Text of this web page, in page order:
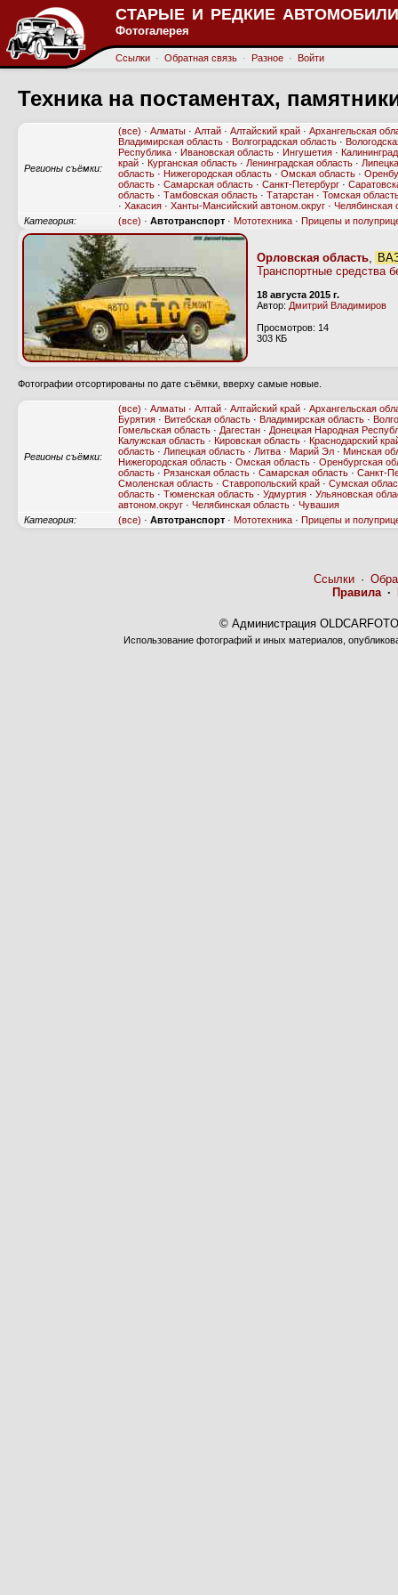
СТАРЫЕ И РЕДКИЕ
Фотогалерея
Ссылки · Обратная связь · Разное · Войти
Техника на постаментах,
Регионы съёмки:
(все) · Алматы · Алтай · Алтайский край · Архангельская
Владимирская область · Волгоградская область ·
Республика · Ивановская область · Ингушетия ·
край · Курганская область · Ленинградская область ·
область · Нижегородская область · Омская область ·
область · Самарская область · Санкт-Петербург ·
область · Тамбовская область · Татарстан · Томская
· Хакасия · Ханты-Мансийский автоном.округ · Челябинская
Категория:
(все) · Автотранспорт · Мототехника · Прицепы и
Орловская область,
Транспортные средства
18 августа 2015 г.
Автор: Дмитрий Владимиров
Просмотров: 14
303 КБ
Фотографии отсортированы по дате съёмки, вверху самые новые.
Регионы съёмки:
(все) · Алматы · Алтай · Алтайский край · Архангельская
Бурятия · Витебская область · Владимирская область ·
Гомельская область · Дагестан · Донецкая Народная
Калужская область · Кировская область · Краснодарский
область · Липецкая область · Литва · Марий Эл · Минская
Нижегородская область · Омская область · Оренбургская
область · Рязанская область · Самарская область · Санкт-
Смоленская область · Ставропольский край · Сумская
область · Тюменская область · Удмуртия · Ульяновская
автоном.округ · Челябинская область · Чувашия
Категория:
(все) · Автотранспорт · Мототехника · Прицепы и
Ссылки·
Правила·
© Администрация
Использование фотографий и иных материалов,